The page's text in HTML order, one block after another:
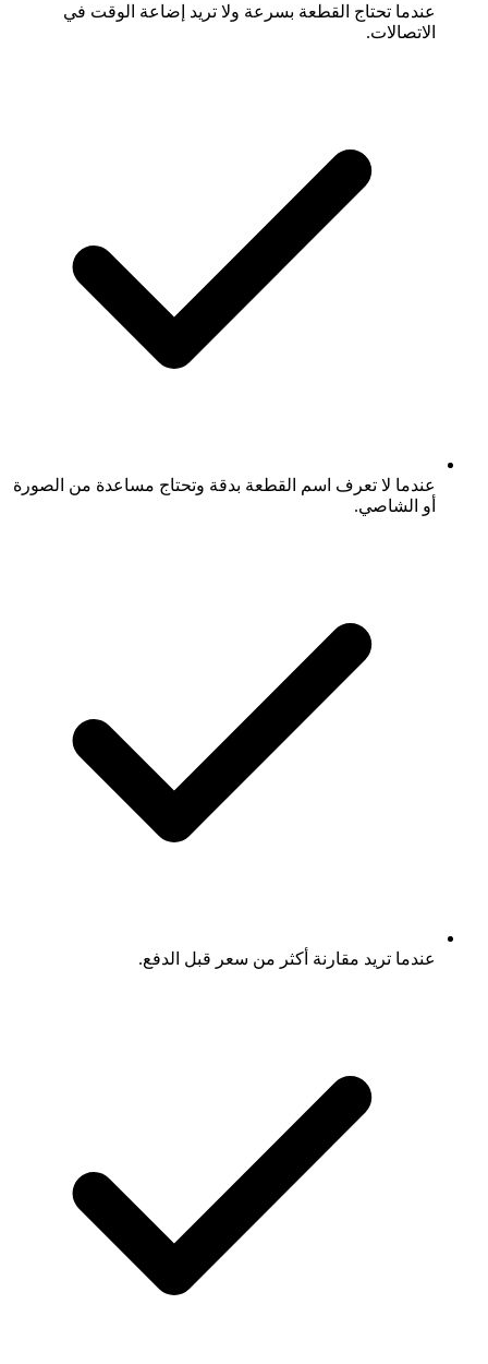
عندما تحتاج القطعة بسرعة ولا تريد إضاعة الوقت في
الاتصالات.
عندما لا تعرف اسم القطعة بدقة وتحتاج مساعدة من الصورة
أو الشاصي.
عندما تريد مقارنة أكثر من سعر قبل الدفع.